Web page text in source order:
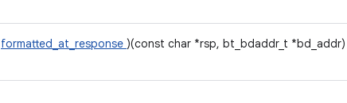
formatted_at_response )(const char *rsp, bt_bdaddr_t *bd_addr)